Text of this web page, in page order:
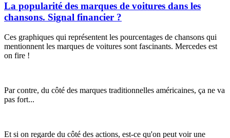
La popularité des marques de voitures dans les
chansons. Signal financier ?
Ces graphiques qui représentent les pourcentages de chansons qui
mentionnent les marques de voitures sont fascinants. Mercedes est
on fire !
Par contre, du côté des marques traditionnelles américaines, ça ne va
pas fort...
Et si on regarde du côté des actions, est-ce qu'on peut voir une